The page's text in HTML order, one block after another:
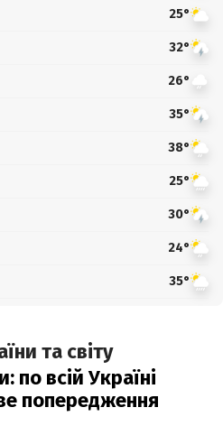
25°
32°
26°
35°
38°
25°
30°
24°
35°
та світу
по всій Україні
попередження